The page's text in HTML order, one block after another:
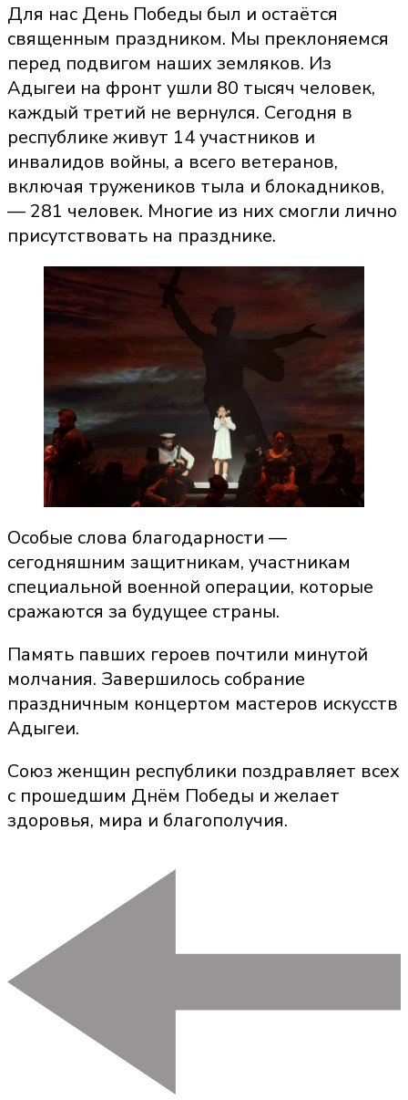
Для нас День Победы был и остаётся
священным праздником. Мы преклоняемся
перед подвигом наших земляков. Из
Адыгеи на фронт ушли 80 тысяч человек,
каждый третий не вернулся. Сегодня в
республике живут 14 участников и
инвалидов войны, а всего ветеранов,
включая тружеников тыла и блокадников,
— 281 человек. Многие из них смогли лично
присутствовать на празднике.
Особые слова благодарности —
сегодняшним защитникам, участникам
специальной военной операции, которые
сражаются за будущее страны.
Память павших героев почтили минутой
молчания. Завершилось собрание
праздничным концертом мастеров искусств
Адыгеи.
Союз женщин республики поздравляет всех
с прошедшим Днём Победы и желает
здоровья, мира и благополучия.